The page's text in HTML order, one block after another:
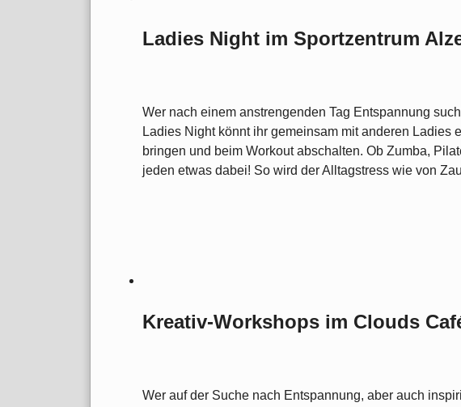
Ladies Night im Sportzentrum
Wer nach einem anstrengenden Tag Entspannung
Ladies Night könnt ihr gemeinsam mit anderen Ladies
bringen und beim Workout abschalten. Ob Zumba,
jeden etwas dabei! So wird der Alltagstress wie von
Kreativ-Workshops im Clouds
Wer auf der Suche nach Entspannung, aber auch